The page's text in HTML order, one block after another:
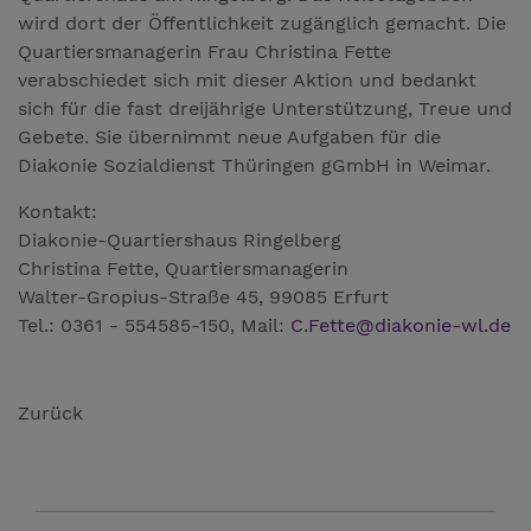
wird dort der Öffentlichkeit zugänglich gemacht. Die
Quartiersmanagerin Frau Christina Fette
verabschiedet sich mit dieser Aktion und bedankt
sich für die fast dreijährige Unterstützung, Treue und
Gebete. Sie übernimmt neue Aufgaben für die
Diakonie Sozialdienst Thüringen gGmbH in Weimar.
Kontakt:
Diakonie-Quartiershaus Ringelberg
Christina Fette, Quartiersmanagerin
Walter-Gropius-Straße 45, 99085 Erfurt
Tel.: 0361 - 554585-150, Mail: C.Fette@diakonie-wl.de
Zurück